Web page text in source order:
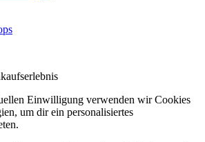
Einwilligung verwenden wir Cookies
um dir ein personalisiertes